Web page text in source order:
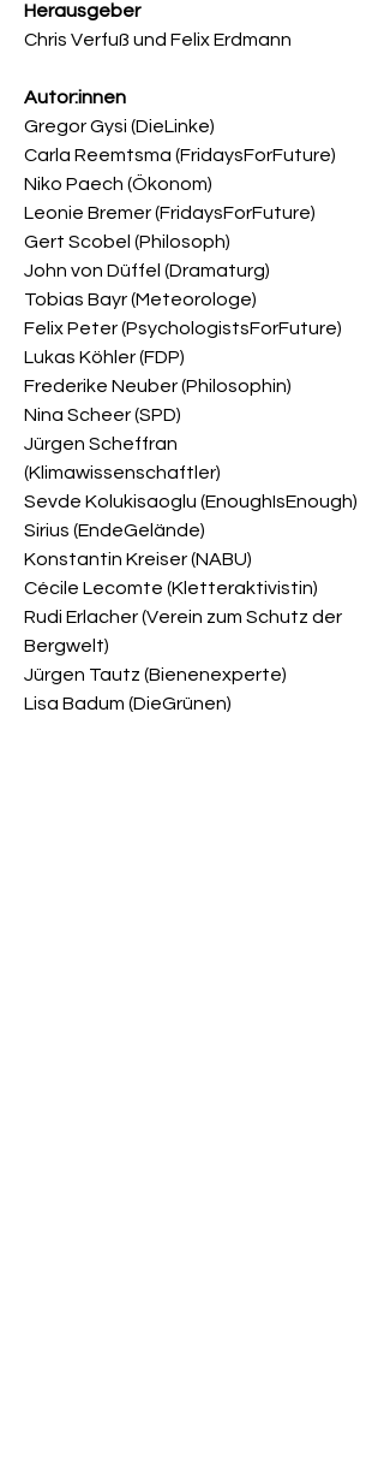
Herausgeber
Chris Verfuß und Felix Erdmann
Autor:innen
Gregor Gysi (DieLinke)
Carla Reemtsma (FridaysForFuture)
Niko Paech (Ökonom)
Leonie Bremer (FridaysForFuture)
Gert Scobel (Philosoph)
John von Düffel (Dramaturg)
Tobias Bayr (Meteorologe)
Felix Peter (PsychologistsForFuture)
Lukas Köhler (FDP)
Frederike Neuber (Philosophin)
Nina Scheer (SPD)
Jürgen Scheffran
(Klimawissenschaftler)
Sevde Kolukisaoglu (EnoughIsEnough)
Sirius (EndeGelände)
Konstantin Kreiser (NABU)
Cécile Lecomte (Kletteraktivistin)
Rudi Erlacher (Verein zum Schutz der
Bergwelt)
Jürgen Tautz (Bienenexperte)
Lisa Badum (DieGrünen)